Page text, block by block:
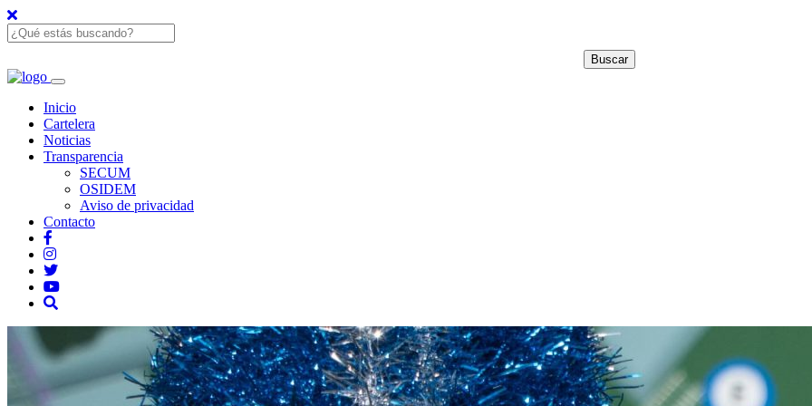
Inicio
Cartelera
Noticias
Transparencia
SECUM
OSIDEM
Aviso de privacidad
Contacto